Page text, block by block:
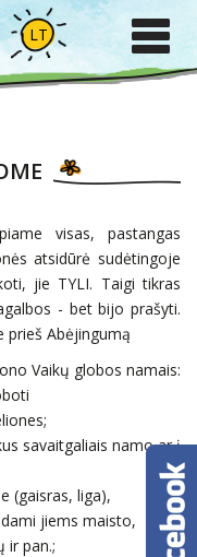
LT
visas, pastangas
atsidūrė sudėtingoje
jie TYLI. Taigi tikras
- bet bijo prašyti.
prieš Abėjingumą
Vaikų globos namais:
savaitgaliais namo ar į
(gaisras, liga),
jiems maisto,
ir pan.;